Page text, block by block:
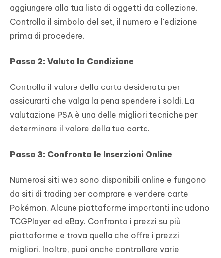
aggiungere alla tua lista di oggetti da collezione.
Controlla il simbolo del set, il numero e l'edizione
prima di procedere.
Passo 2: Valuta la Condizione
Controlla il valore della carta desiderata per
assicurarti che valga la pena spendere i soldi. La
valutazione PSA è una delle migliori tecniche per
determinare il valore della tua carta.
Passo 3: Confronta le Inserzioni Online
Numerosi siti web sono disponibili online e fungono
da siti di trading per comprare e vendere carte
Pokémon. Alcune piattaforme importanti includono
TCGPlayer ed eBay. Confronta i prezzi su più
piattaforme e trova quella che offre i prezzi
migliori. Inoltre, puoi anche controllare varie